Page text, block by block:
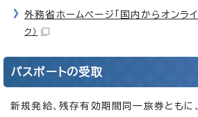
外務省ホームページ「国内からオンライ
ク）
パスポートの受取
新規発給、残存有効期間同一旅券ともに